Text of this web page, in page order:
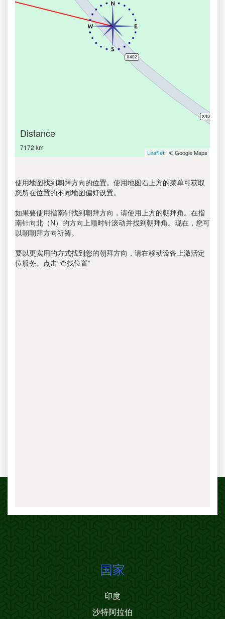
Distance
7172 km
Leaflet | © Google Maps
使用地图找到朝拜方向的位置。使用地图右上方的菜单可获取
您所在位置的不同地图偏好设置。
如果要使用指南针找到朝拜方向，请使用上方的朝拜角。在指
南针向北（N）的方向上顺时针滚动并找到朝拜角。现在，您可
以朝朝拜方向祈祷。
要以更实用的方式找到您的朝拜方向，请在移动设备上激活定
位服务。点击“查找位置”
国家
印度
沙特阿拉伯